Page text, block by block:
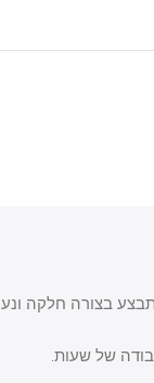
בצורה חלקה ונעימה.
של שעות.